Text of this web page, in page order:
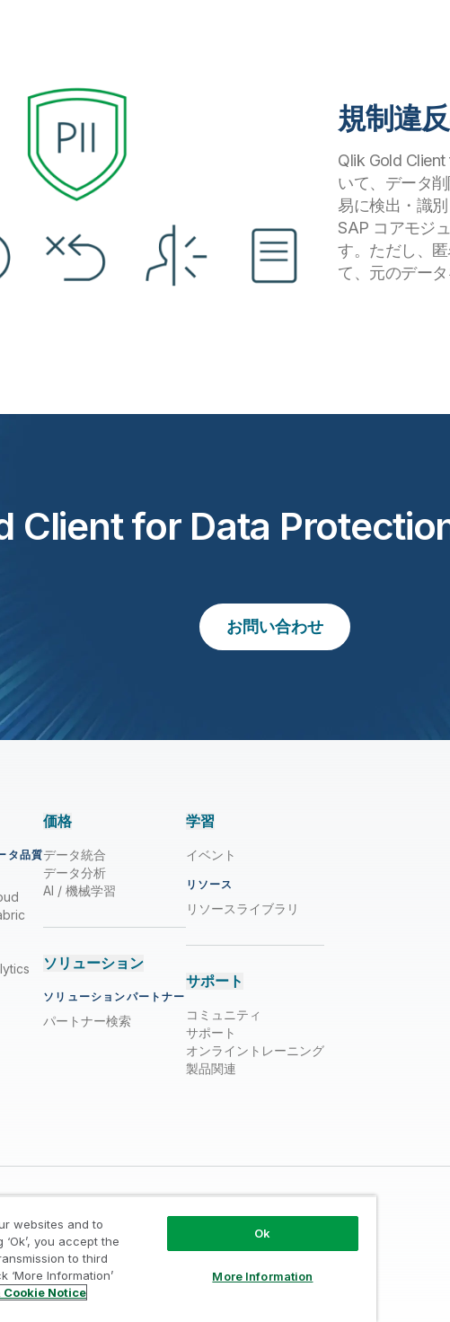
規制違
Qlik Gold
いて、データ
易に検出・識
SAP コアモジ
す。ただし、
て、元のデー
Client for Data
お問い合わせ
タ品質
価格
データ統合
データ分析
AI / 機械学習
ソリューション
ソリューションパートナー
パートナー検索
学習
イベント
リソース
リソースライブラリ
サポート
コミュニティ
サポート
オンライントレーニング
製品関連
商標 / Trust
websites and to
you accept the
to third
‘More Information’
Cookie Notice
Ok
More Information